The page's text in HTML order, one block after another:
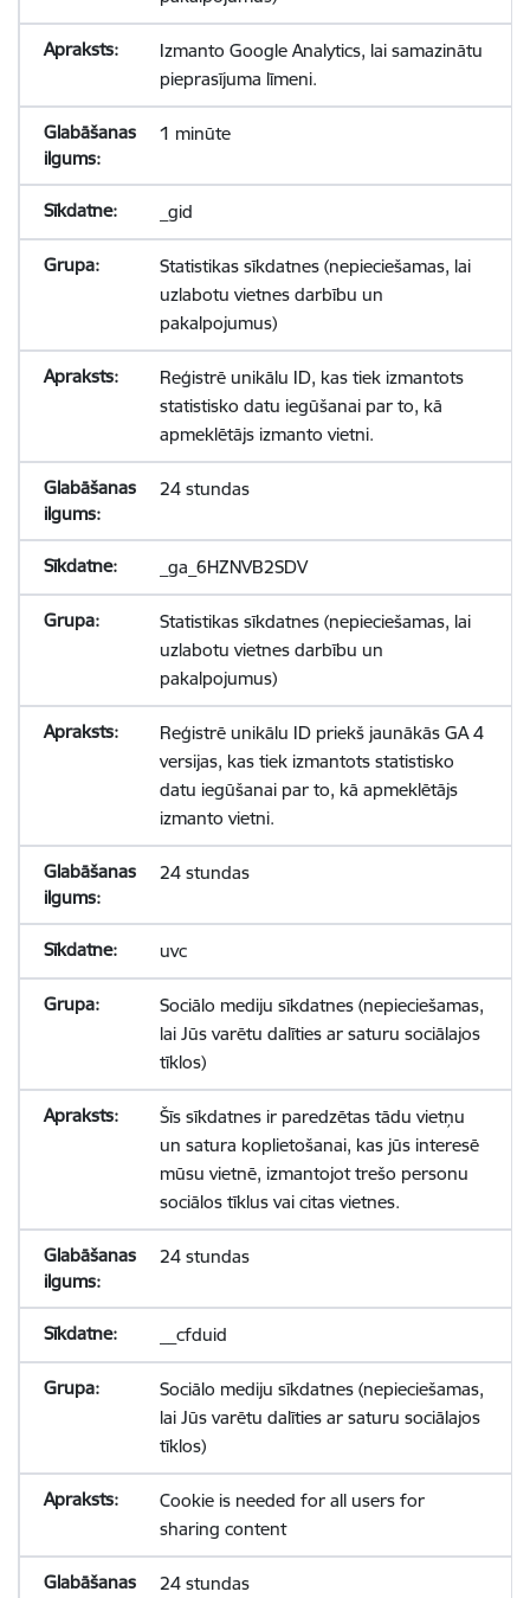
Izmanto Google Analytics, lai samazinātu
pieprasījuma līmeni.
1 minūte
_gid
Statistikas sīkdatnes (nepieciešamas, lai
uzlabotu vietnes darbību un
pakalpojumus)
Reģistrē unikālu ID, kas tiek izmantots
statistisko datu iegūšanai par to, kā
apmeklētājs izmanto vietni.
24 stundas
_ga_6HZNVB2SDV
Statistikas sīkdatnes (nepieciešamas, lai
uzlabotu vietnes darbību un
pakalpojumus)
Reģistrē unikālu ID priekš jaunākās GA 4
versijas, kas tiek izmantots statistisko
datu iegūšanai par to, kā apmeklētājs
izmanto vietni.
24 stundas
uvc
Sociālo mediju sīkdatnes (nepieciešamas,
lai Jūs varētu dalīties ar saturu sociālajos
tīklos)
Šīs sīkdatnes ir paredzētas tādu vietņu
un satura koplietošanai, kas jūs interesē
mūsu vietnē, izmantojot trešo personu
sociālos tīklus vai citas vietnes.
24 stundas
__cfduid
Sociālo mediju sīkdatnes (nepieciešamas,
lai Jūs varētu dalīties ar saturu sociālajos
tīklos)
Cookie is needed for all users for
sharing content
24 stundas